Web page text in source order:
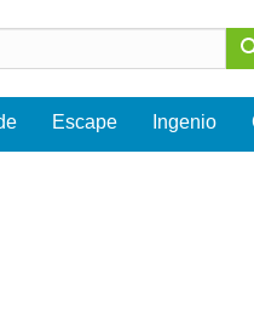
Escape Ingenio